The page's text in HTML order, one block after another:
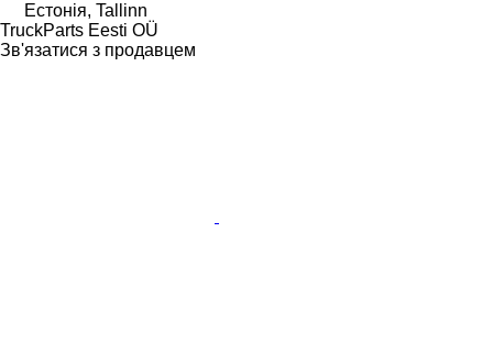
Естонія, Tallinn
TruckParts Eesti OÜ
Зв'язатися з продавцем